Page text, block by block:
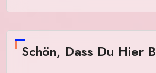
Schön, Dass Du Hier